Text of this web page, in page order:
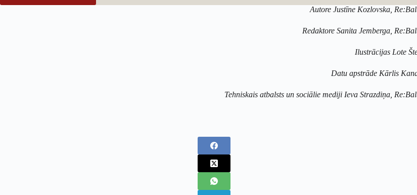
Autore Justīne Kozlovska,
Redaktore Sanita Jemberga,
Ilustrācijas Lote
Datu apstrāde Kārlis
Tehniskais atbalsts un sociālie mediji Ieva Strazdiņa,